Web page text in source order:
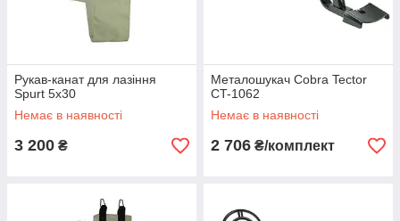
Рукав-канат для лазіння
Spurt 5х30
Немає в наявності
3 200 ₴
Металошукач Cobra Tector
CT-1062
Немає в наявності
2 706 ₴/комплект